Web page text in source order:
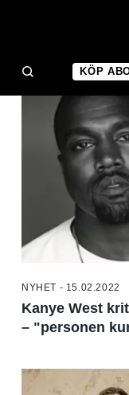
KÖP
NYHET - 15.02.2022
Kanye West
– "personen